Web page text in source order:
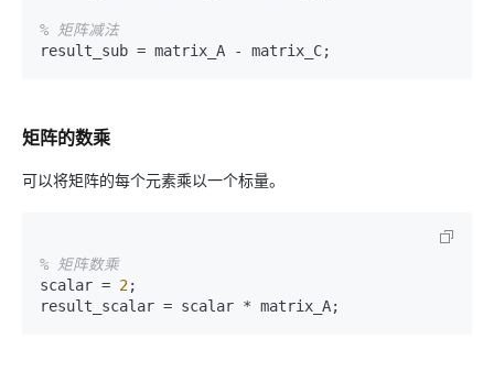
% 矩阵减法
矩阵的数乘
可以将矩阵的每个元素乘以一个标量。
% 矩阵数乘
scalar = 2;